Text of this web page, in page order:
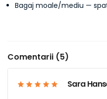
Bagaj moale/mediu —
Comentarii (5)
Sara